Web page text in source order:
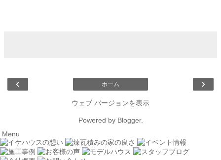
‹ ›
ホーム
ウェブ バージョンを表示
Powered by Blogger.
Menu